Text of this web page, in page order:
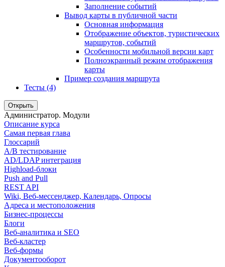
Заполнение событий
Вывод карты в публичной части
Основная информация
Отображение объектов, туристических
маршрутов, событий
Особенности мобильной версии карт
Полноэкранный режим отображения
карты
Пример создания маршрута
Тесты (4)
Открыть
Администратор. Модули
Описание курса
Самая первая глава
Глоссарий
A/B тестирование
AD/LDAP интеграция
Highload-блоки
Push and Pull
REST API
Wiki, Веб-мессенджер, Календарь, Опросы
Адреса и местоположения
Бизнес-процессы
Блоги
Веб-аналитика и SEO
Веб-кластер
Веб-формы
Документооборот